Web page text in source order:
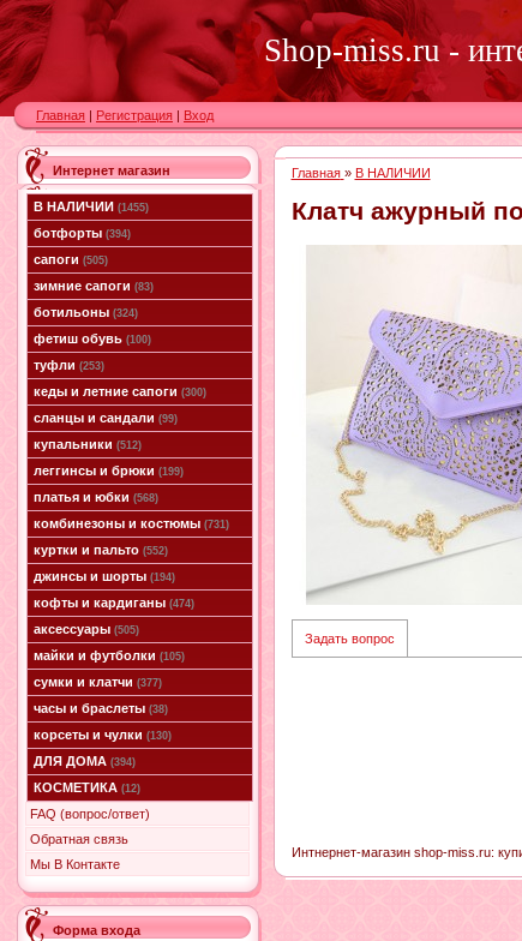
Shop-miss.ru -
Главная | Регистрация | Вход
Интернет магазин
В НАЛИЧИИ(1455)
ботфорты(394)
сапоги(505)
зимние сапоги(83)
ботильоны(324)
фетиш обувь(100)
туфли(253)
кеды и летние сапоги(300)
сланцы и сандали(99)
купальники(512)
леггинсы и брюки(199)
платья и юбки(568)
комбинезоны и костюмы(731)
куртки и пальто(552)
джинсы и шорты(194)
кофты и кардиганы(474)
аксессуары(505)
майки и футболки(105)
сумки и клатчи(377)
часы и браслеты(38)
корсеты и чулки(130)
ДЛЯ ДОМА(394)
КОСМЕТИКА(12)
FAQ (вопрос/ответ)
Обратная связь
Мы В Контакте
Форма входа
Главная » В НАЛИЧИИ
Клатч ажурный
Задать вопрос
Интнернет-магазин shop-miss.ru: